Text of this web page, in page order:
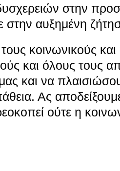
στην
στην αυξημένη
κοινωνικούς και
και όλους τους
και να
Ας
ούτε η